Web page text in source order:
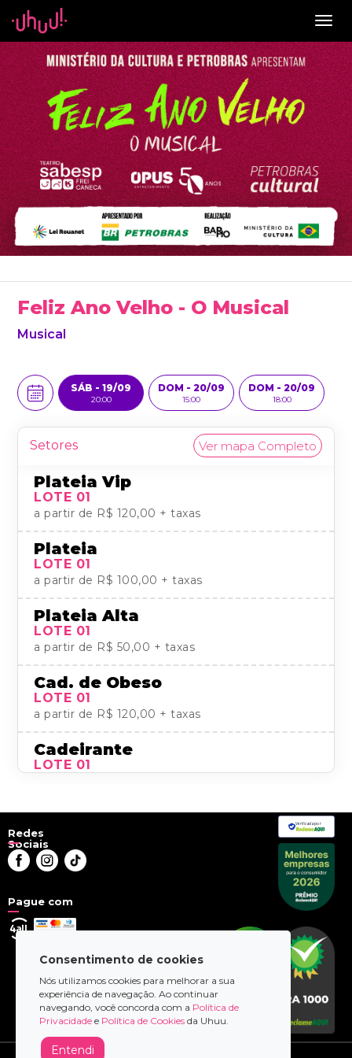
Consentimento de cookies
Nós utilizamos cookies para melhorar a sua
experiência de navegação. Ao continuar
navegando, você concorda com a Política de
Privacidade e Política de Cookies da Uhuu.
Entendi
Feliz Ano Velho - O Musical
Musical
SÁB - 19/09
20:00
DOM - 20/09
15:00
DOM - 20/09
18:00
Setores Ver mapa Completo
Plateia Vip
LOTE 01
a partir de R$ 120,00 + taxas
Plateia
LOTE 01
a partir de R$ 100,00 + taxas
Plateia Alta
LOTE 01
a partir de R$ 50,00 + taxas
Cad. de Obeso
LOTE 01
a partir de R$ 120,00 + taxas
Cadeirante
LOTE 01
Acompanhante PCD
LOTE 01
a partir de
LOTE 01
a partir de
Acomp. Obeso
Esgotado
Redes
Sociais
Pague com
Verificada por